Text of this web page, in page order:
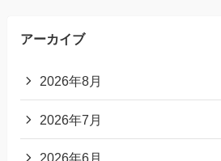
アーカイブ
2026年8月
2026年7月
2026年6月